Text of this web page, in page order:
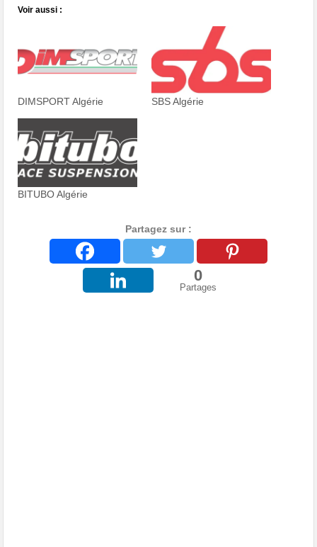
Voir aussi :
DIMSPORT Algérie SBS Algérie
BITUBO Algérie
Partagez sur :
0
Partages